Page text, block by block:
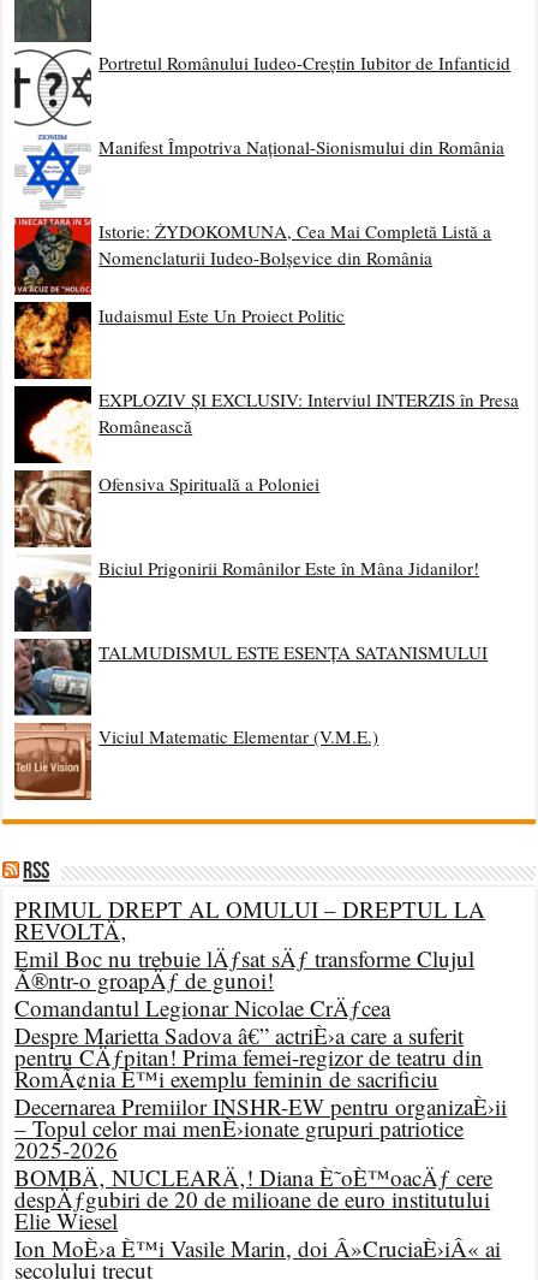
Portretul Românului Iudeo-Creștin Iubitor de Infanticid
Manifest Împotriva Național-Sionismului din România
Istorie: ŻYDOKOMUNA, Cea Mai Completă Listă a
Nomenclaturii Iudeo-Bolșevice din România
Iudaismul Este Un Proiect Politic
EXPLOZIV ȘI EXCLUSIV: Interviul INTERZIS în Presa
Românească
Ofensiva Spirituală a Poloniei
Biciul Prigonirii Românilor Este în Mâna Jidanilor!
TALMUDISMUL ESTE ESENȚA SATANISMULUI
Viciul Matematic Elementar (V.M.E.)
RSS
PRIMUL DREPT AL OMULUI – DREPTUL LA
REVOLTÄ‚
Emil Boc nu trebuie lÄƒsat sÄƒ transforme Clujul
Ã®ntr-o groapÄƒ de gunoi!
Comandantul Legionar Nicolae CrÄƒcea
Despre Marietta Sadova â€” actriÈ›a care a suferit
pentru CÄƒpitan! Prima femei-regizor de teatru din
RomÃ¢nia È™i exemplu feminin de sacrificiu
Decernarea Premiilor INSHR-EW pentru organizaÈ›ii
– Topul celor mai menÈ›ionate grupuri patriotice
2025-2026
BOMBÄ‚ NUCLEARÄ‚! Diana È˜oÈ™oacÄƒ cere
despÄƒgubiri de 20 de milioane de euro institutului
Elie Wiesel
Ion MoÈ›a È™i Vasile Marin, doi Â»CruciaÈ›iÂ« ai
secolului trecut